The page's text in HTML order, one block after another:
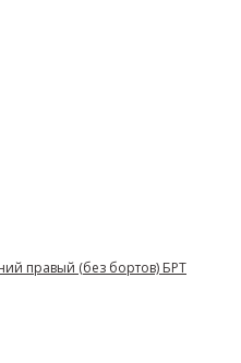
правый (без бортов) БРТ